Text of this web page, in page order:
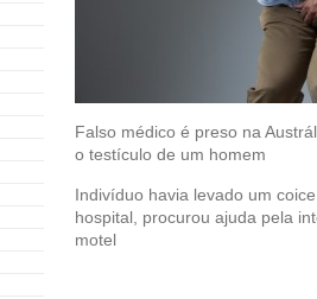
Falso médico é preso na
o testículo de um homem
Indivíduo havia levado um
hospital, procurou ajuda pela
motel